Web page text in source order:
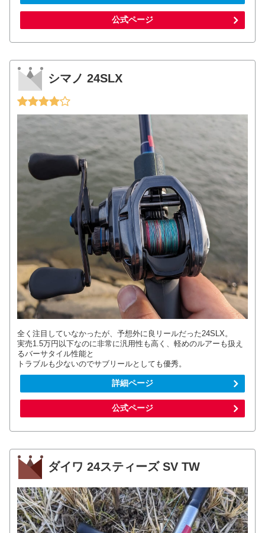
公式ページ
シマノ 24SLX
全く注目していなかったが、予想外に良リールだった24SLX。
実売1.5万円以下なのに非常に汎用性も高く、軽めのルアーも扱え
るバーサタイル性能と
トラブルも少ないのでサブリールとしても優秀。
詳細ページ
公式ページ
ダイワ 24スティーズ SV TW